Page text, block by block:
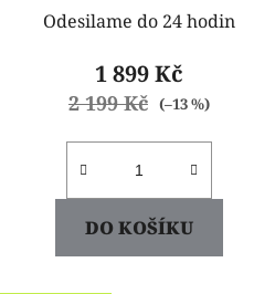
Odesilame do 24 hodin
1 899 Kč
2 199 Kč (–13 %)
DO KOŠÍKU